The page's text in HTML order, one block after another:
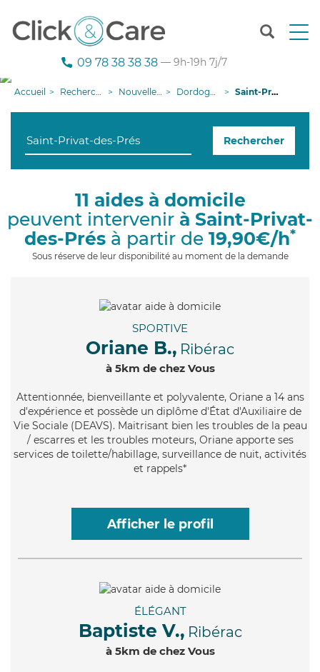
T
n
g
i
09 78 38 38 38 — 9h-19h 7j/7
Accueil Recherche aide à domicile Nouvelle-Aquitaine Dordogne Saint-Privat-des-Prés
Rechercher
11 aides à domicile
peuvent intervenir à Saint-Privat-
des-Prés à partir de 19,90€/h*
Sous réserve de leur disponibilité au moment de la demande
SPORTIVE
Oriane B., Ribérac
à 5km de chez Vous
Attentionnée, bienveillante et polyvalente, Oriane a 14 ans
d'expérience et possède un diplôme d'État d'Auxiliaire de
Vie Sociale (DEAVS). Maitrisant bien les troubles de la peau
/ escarres et les troubles moteurs, Oriane apporte ses
services de toilette/habillage, surveillance de nuit, activités
et rappels*
Afficher le profil
ÉLÉGANT
Baptiste V., Ribérac
à 5km de chez Vous